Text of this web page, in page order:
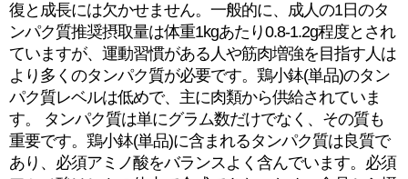
復と成長には欠かせません。一般的に、成人の1日のタ
ンパク質推奨摂取量は体重1kgあたり0.8-1.2g程度とされ
ていますが、運動習慣がある人や筋肉増強を目指す人は
より多くのタンパク質が必要です。鶏小鉢(単品)のタン
パク質レベルは低めで、主に肉類から供給されていま
す。 タンパク質は単にグラム数だけでなく、その質も
重要です。鶏小鉢(単品)に含まれるタンパク質は良質で
あり、必須アミノ酸をバランスよく含んでいます。必須